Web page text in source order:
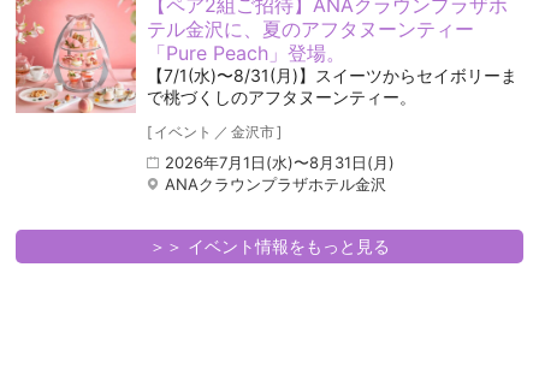
【ペア2組ご招待】ANAクラウンプラザホ
テル金沢に、夏のアフタヌーンティー
「Pure Peach」登場。
【7/1(水)〜8/31(月)】スイーツからセイボリーま
で桃づくしのアフタヌーンティー。
[ イベント ／ 金沢市]
2026年7月1日(水)〜8月31日(月)
ANAクラウンプラザホテル金沢
＞＞ イベント情報をもっと見る